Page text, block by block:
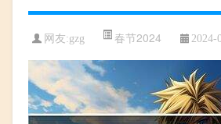
网友:gzg 春节2024 2024-